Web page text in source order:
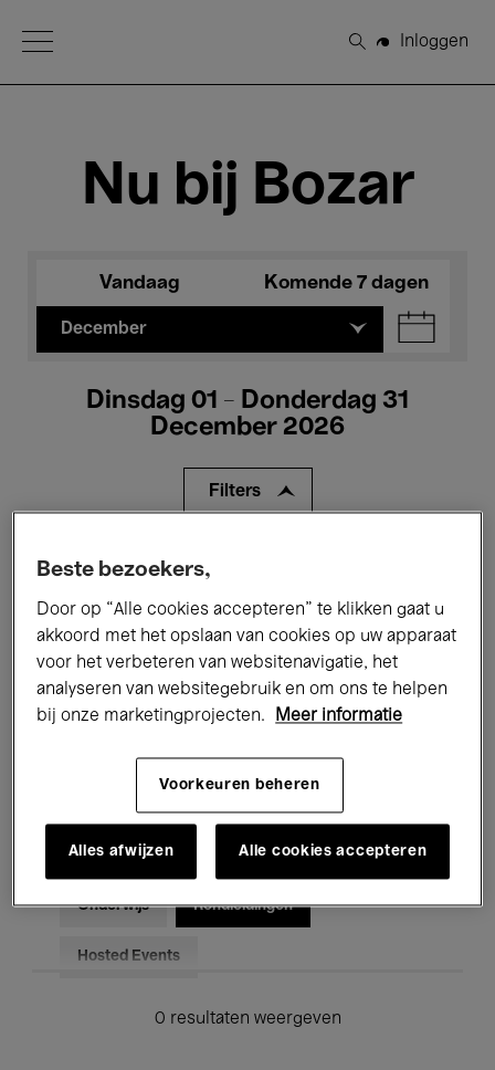
Open Menu
Zoeken
Inloggen
Nu bij Bozar
Vandaag Komende 7 dagen
December
Dinsdag 01 - Donderdag 31
December 2026
Filters
Alle evenementen
Tentoonstellingen Films
Performances Lezingen & Debatten
Jazz Klassieke Muziek Global Music
Voor iedereen Kids’ Palace
Onderwijs Rondleidingen
Hosted Events
0 resultaten weergeven
Beste bezoekers,
Door op “Alle cookies accepteren” te klikken gaat u
akkoord met het opslaan van cookies op uw apparaat
voor het verbeteren van websitenavigatie, het
analyseren van websitegebruik en om ons te helpen
bij onze marketingprojecten.
Meer informatie
Voorkeuren beheren
Alles afwijzen Alle cookies accepteren